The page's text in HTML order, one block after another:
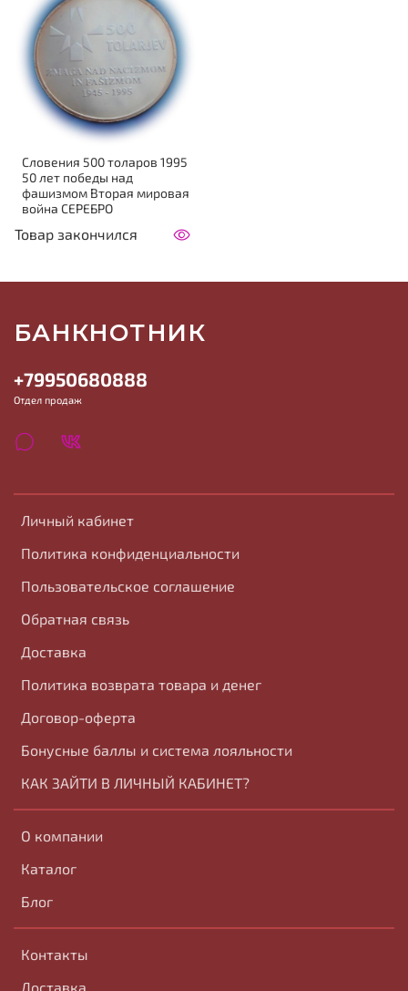
Словения 500 толаров 1995
50 лет победы над
фашизмом Вторая мировая
война СЕРЕБРО
Товар закончился
Личный кабинет
Политика конфиденциальности
Пользовательское соглашение
Обратная связь
Доставка
Политика возврата товара и денег
Договор-оферта
Бонусные баллы и система лояльности
КАК ЗАЙТИ В ЛИЧНЫЙ КАБИНЕТ?
О компании
Каталог
Блог
Контакты
Доставка
+79950680888
Отдел продаж
БАНКНОТНИК